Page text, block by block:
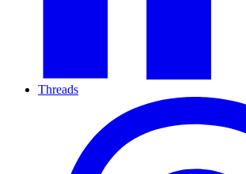
Threads